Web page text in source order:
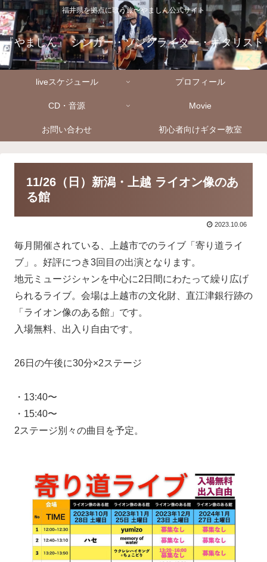
福井県を拠点に歌う旅〜やましん公式サイト
『やましん』 シンガー・ソングライター・ギタリスト
liveスケジュール プロフィール
CD・音源 Movie
お問い合わせ 初心者向けギター教室
11/26（日）新潟・上越 ライオン像のあ
る館
2023.10.06
毎月開催されている、上越市でのライブ「寄り道ライ
ブ」。好評につき3回目の出演となります。
地元ミュージシャンを中心に2日間にわたって繰り広げ
られるライブ。会場は上越市の文化財、直江津銀行跡の
「ライオン像のある館」です。
入場無料、出入り自由です。
26日の午後に30分×2ステージ
・13:40〜
・15:40〜
2ステージ別々の曲目を予定。